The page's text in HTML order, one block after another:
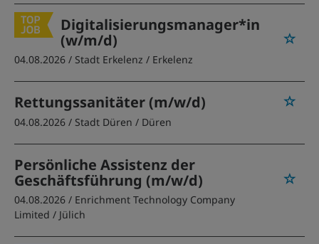
Digitalisierungsmanager*in
(w/m/d)
04.08.2026 / Stadt Erkelenz / Erkelenz
Rettungssanitäter (m/w/d)
04.08.2026 / Stadt Düren / Düren
Persönliche Assistenz der
Geschäftsführung (m/w/d)
04.08.2026 / Enrichment Technology Company
Limited / Jülich